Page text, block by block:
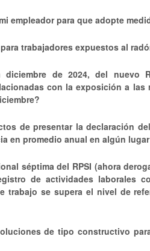
empleador para que adopte
trabajadores expuestos al
de 2024, del nuevo
con la exposición a las
de presentar la declaración
en promedio anual en algún
séptima del RPSI (ahora
de actividades laborales
se supera el nivel de
de tipo constructivo